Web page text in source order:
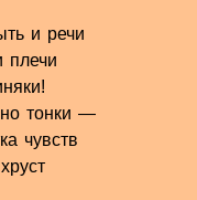
и речи
плечи
тонки —
чувств